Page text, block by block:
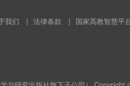
我们 | 法律条款 | 国家高教智慧平